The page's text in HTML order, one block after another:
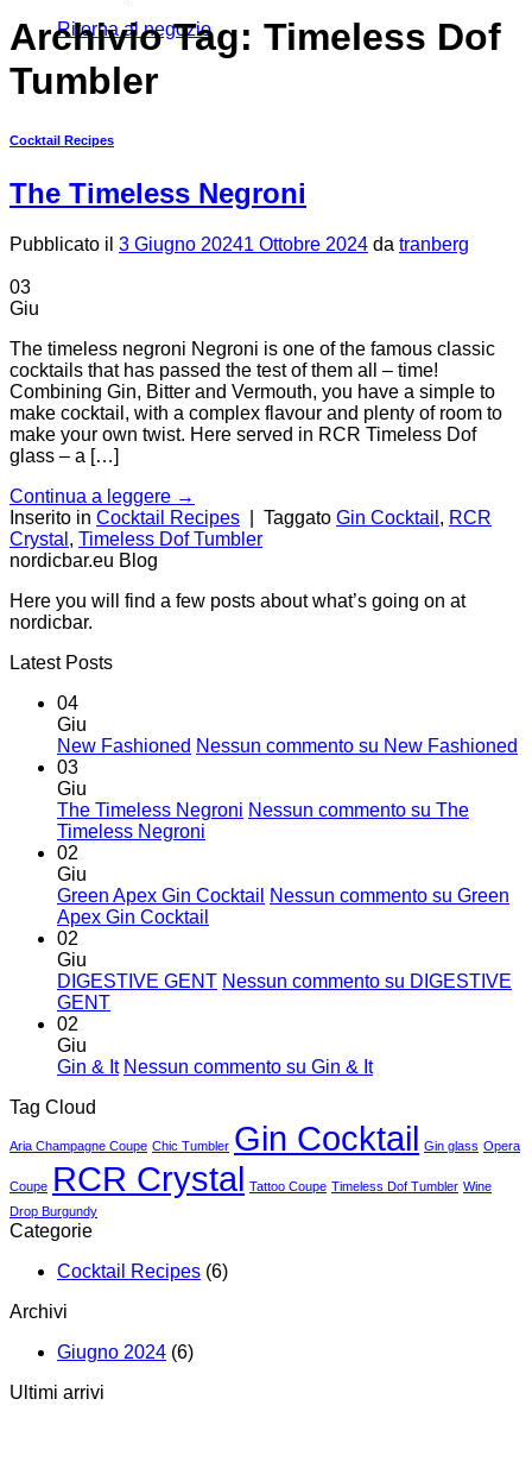
Ritorna al negozio
Archivio Tag: Timeless Dof
Tumbler
Cocktail Recipes
The Timeless Negroni
Pubblicato il 3 Giugno 20241 Ottobre 2024 da tranberg
03
Giu
The timeless negroni Negroni is one of the famous classic
cocktails that has passed the test of them all – time!
Combining Gin, Bitter and Vermouth, you have a simple to
make cocktail, with a complex flavour and plenty of room to
make your own twist. Here served in RCR Timeless Dof
glass – a […]
Continua a leggere →
Inserito in Cocktail Recipes Taggato Gin Cocktail , RCR
Crystal , Timeless Dof Tumbler
nordicbar.eu Blog
Here you will find a few posts about what’s going on at
nordicbar.
Latest Posts
04
Giu
New Fashioned Nessun commento su New Fashioned
03
Giu
The Timeless Negroni Nessun commento su The
Timeless Negroni
02
Giu
Green Apex Gin Cocktail
Nessun commento su Green
Apex Gin Cocktail
02
Giu
DIGESTIVE GENT Nessun commento su DIGESTIVE
GENT
02
Giu
Gin & It Nessun commento su Gin & It
Tag Cloud
Aria Champagne Coupe Chic Tumbler Gin Cocktail Gin glass Opera
Coupe RCR Crystal Tattoo Coupe Timeless Dof Tumbler Wine
Drop Burgundy
Categorie
Cocktail Recipes (6)
Archivi
Giugno 2024 (6)
Ultimi arrivi